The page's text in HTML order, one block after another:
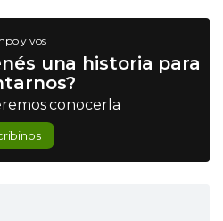
y vos
una historia para
conocerla